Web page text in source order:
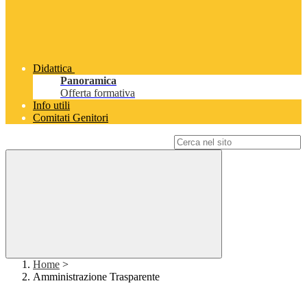
Didattica
Panoramica
Offerta formativa
Info utili
Comitati Genitori
Home >
Amministrazione Trasparente